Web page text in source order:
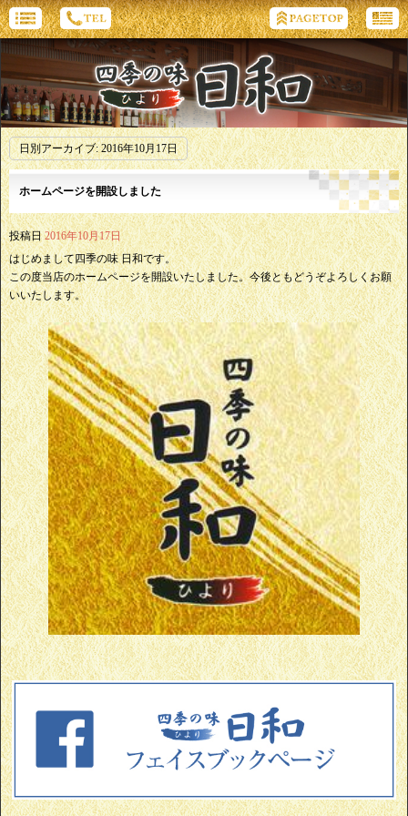
日別アーカイブ:2016年10月17日
ホームページを開設しました
投稿日 2016年10月17日
はじめまして四季の味 日和です。
この度当店のホームページを開設いたしました。今後ともどうぞよろしくお願
いいたします。